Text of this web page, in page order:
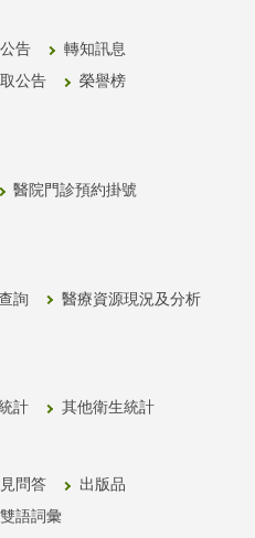
告 轉知訊息
公告 榮譽榜
醫院門診預約掛號
詢 醫療資源現況及分析
計 其他衛生統計
問答 出版品
雙語詞彙